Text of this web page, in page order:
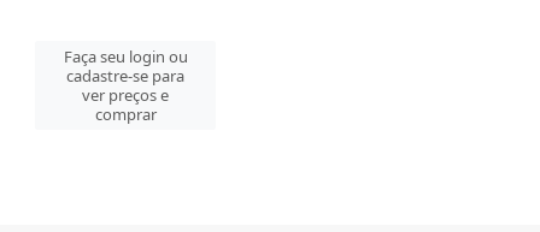
Faça seu login ou
cadastre-se para
ver preços e
comprar